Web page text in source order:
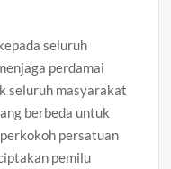
seluruh
perdamai
seluruh masyarakat
berbeda untuk
persatuan
pemilu